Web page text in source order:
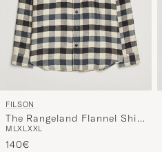
FILSON
The Rangeland Flannel Shirt
Charcoal
M LXLXXL
140€